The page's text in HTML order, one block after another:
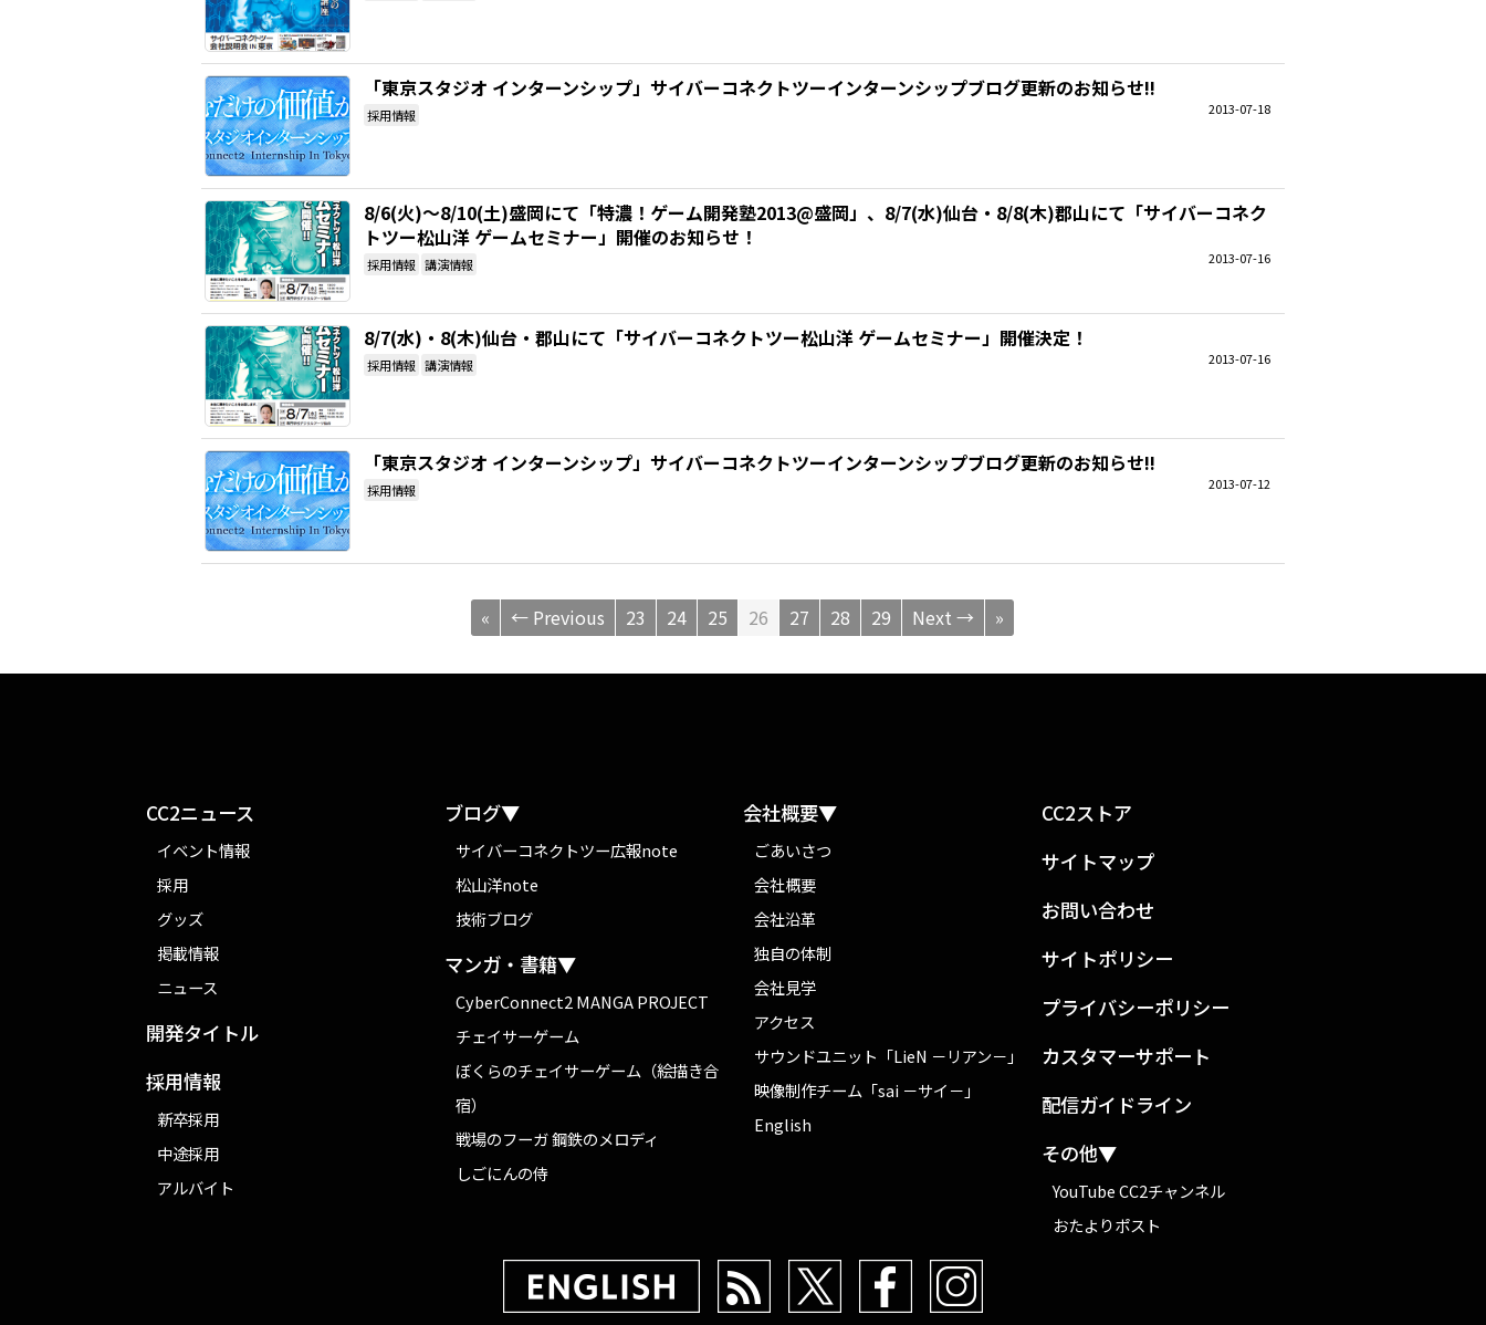
「東京スタジオ インターンシップ」サイバーコネクトツーインターンシップブログ更新のお知らせ!!
2013-07-18
採用情報
8/6(火)～8/10(土)盛岡にて「特濃！ゲーム開発塾2013@盛岡」、8/7(水)仙台・8/8(木)郡山にて「サイバーコネク
トツー松山洋 ゲームセミナー」開催のお知らせ！
2013-07-16
採用情報 講演情報
8/7(水)・8(木)仙台・郡山にて「サイバーコネクトツー松山洋 ゲームセミナー」開催決定！
2013-07-16
採用情報 講演情報
「東京スタジオ インターンシップ」サイバーコネクトツーインターンシップブログ更新のお知らせ!!
2013-07-12
採用情報
« ← Previous 23 24 25 26 27 28 29 Next → »
CC2ニュース
イベント情報
採用
グッズ
掲載情報
ニュース
開発タイトル
採用情報
新卒採用
中途採用
アルバイト
ブログ▼
サイバーコネクトツー広報note
松山洋note
技術ブログ
マンガ・書籍▼
CyberConnect2 MANGA PROJECT
チェイサーゲーム
ぼくらのチェイサーゲーム（絵描き合
宿）
戦場のフーガ 鋼鉄のメロディ
しごにんの侍
会社概要▼
ごあいさつ
会社概要
会社沿革
独自の体制
会社見学
アクセス
サウンドユニット「LieN －リアン－」
映像制作チーム「sai －サイ－」
English
CC2ストア
サイトマップ
お問い合わせ
サイトポリシー
プライバシーポリシー
カスタマーサポート
配信ガイドライン
その他▼
YouTube CC2チャンネル
おたよりポスト